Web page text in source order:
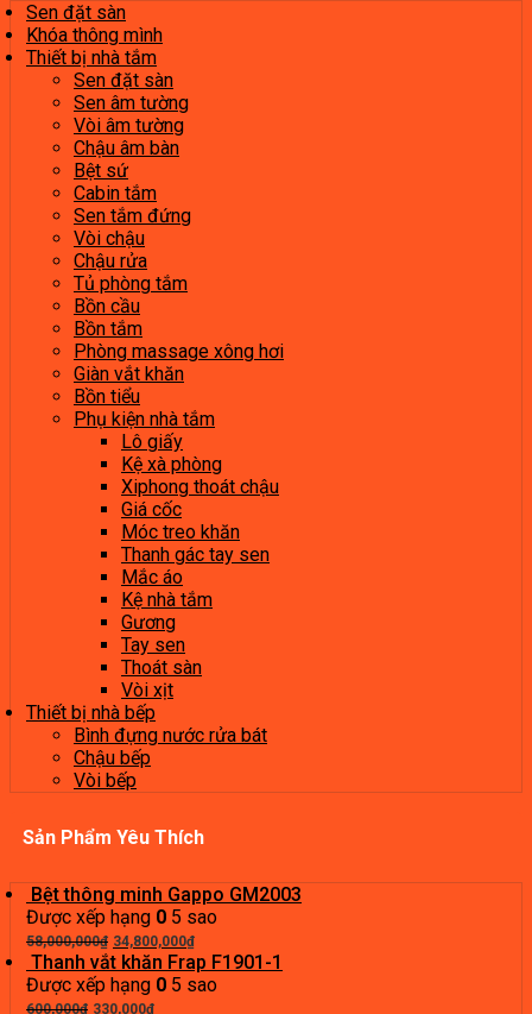
Sen đặt sàn
Khóa thông mình
Thiết bị nhà tắm
Sen đặt sàn
Sen âm tường
Vòi âm tường
Chậu âm bàn
Bệt sứ
Cabin tắm
Sen tắm đứng
Vòi chậu
Chậu rửa
Tủ phòng tắm
Bồn cầu
Bồn tắm
Phòng massage xông hơi
Giàn vắt khăn
Bồn tiểu
Phụ kiện nhà tắm
Lô giấy
Kệ xà phòng
Xiphong thoát chậu
Giá cốc
Móc treo khăn
Thanh gác tay sen
Mắc áo
Kệ nhà tắm
Gương
Tay sen
Thoát sàn
Vòi xịt
Thiết bị nhà bếp
Bình đựng nước rửa bát
Chậu bếp
Vòi bếp
Sản Phẩm Yêu Thích
Bệt thông minh Gappo GM2003
Được xếp hạng 0 5 sao
58,000,000₫ Giá
gốc
là:
58,000,000₫.
34,800,000₫Giá
hiện
tại
Thanh vắt khăn Frap F1901-1
Được xếp hạng 0 5 sao
600,000₫ Giá
330,000₫Giá